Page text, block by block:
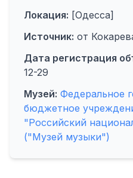
Локация: [Одесса]
Источник: от
Дата регистрация
12-29
Музей: Федеральное
бюджетное
"Российский
("Музей музыки")